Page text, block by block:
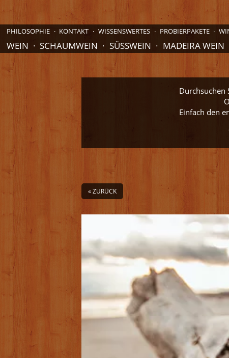
PHILOSOPHIE KONTAKT WISSENSWERTES PROBIERPAKETE
WEIN SCHAUMWEIN SÜSSWEIN MADEIRA WEIN
Durchsuchen
Einfach den
« ZURÜCK